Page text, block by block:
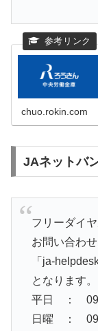
chuo.rokin.com
JAネットバ
フリーダイ
お問い合わ
「ja-
となります。
平日 ：
日曜 ：